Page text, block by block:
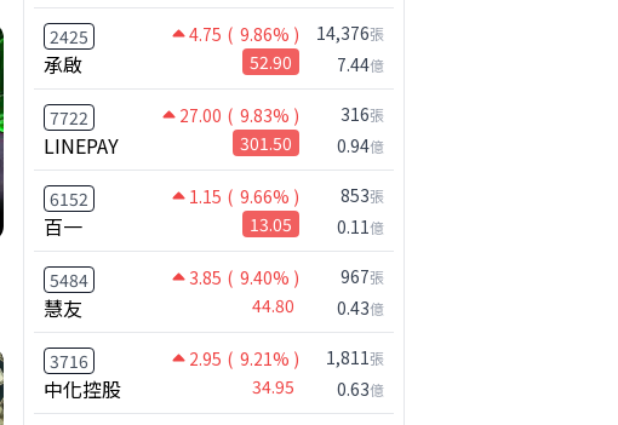
2425 4.75 ( 9.86% )
承啟 52.90
14,376張
7.44億
7722 27.00 ( 9.83% )
LINEPAY 301.50
316張
0.94億
6152 1.15 ( 9.66% )
百一 13.05
853張
0.11億
5484 3.85 ( 9.40% )
慧友 44.80
967張
0.43億
3716 2.95 ( 9.21% )
中化控股 34.95
1,811張
0.63億